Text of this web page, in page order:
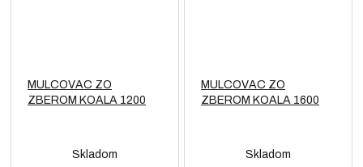
MULCOVAC ZO
ZBEROM KOALA 1200
Skladom
MULCOVAC ZO
ZBEROM KOALA 1600
Skladom